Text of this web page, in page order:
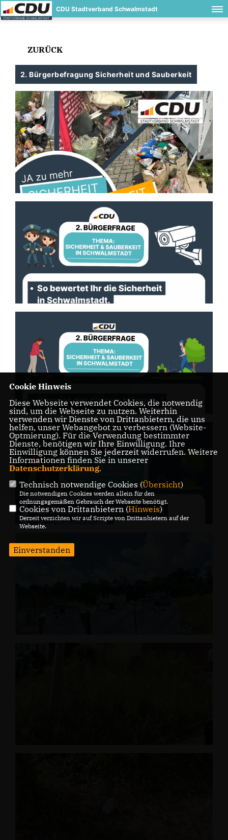
CDU Stadtverband Schwalmstadt
ZURÜCK
2. Bürgerbefragung Sicherheit und Sauberkeit
Cookie Hinweis
Diese Webseite verwendet Cookies, die notwendig
sind, um die Webseite zu nutzen. Weiterhin
verwenden wir Dienste von Drittanbietern, die uns
helfen, unser Webangebot zu verbessern (Website-
Optmierung). Für die Verwendung bestimmter
Dienste, benötigen wir Ihre Einwilligung. Ihre
Einwilligung können Sie jederzeit widerrufen. Weitere
Informationen finden Sie in unserer
Datenschutzerklärung.
Technisch notwendige Cookies (Übersicht)
Die notwendigen Cookies werden allein für den
ordnungsgemäßen Gebrauch der Webseite benötigt.
Cookies von Drittanbietern (Hinweis)
Derzeit verzichten wir auf Scripte von Drittanbietern auf der
Webseite.
Einverstanden